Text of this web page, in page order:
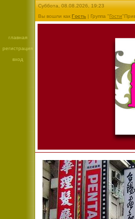
главная
регистрация
вход
Суббота, 08.08.2026, 19:23
Вы вошли как Гость | Группа "Гости